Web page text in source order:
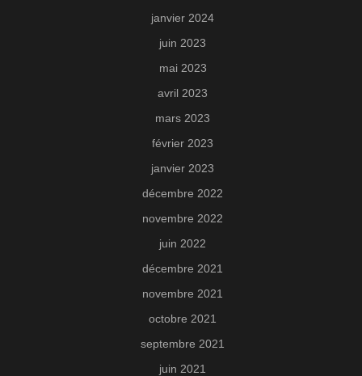
janvier 2024
juin 2023
mai 2023
avril 2023
mars 2023
février 2023
janvier 2023
décembre 2022
novembre 2022
juin 2022
décembre 2021
novembre 2021
octobre 2021
septembre 2021
juin 2021